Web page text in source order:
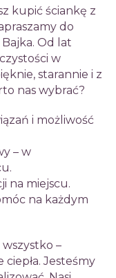
kupić ściankę z
do
Od lat
w
starannie i z
nas wybrać?
i możliwość
– w
na miejscu.
na każdym
wszystko –
Jesteśmy